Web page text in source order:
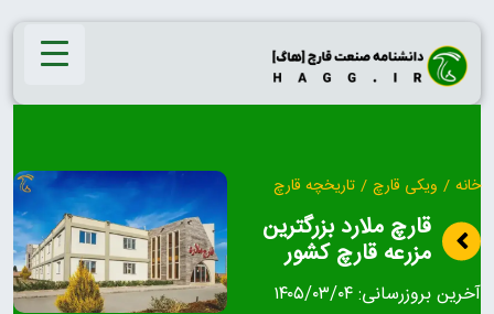
Skip
content
خانه / ویکی قارچ / تاریخچه قارچ
قارچ ملارد بزرگترین
مزرعه قارچ کشور
آخرین بروزرسانی:۱۴۰۵/۰۳/۰۴